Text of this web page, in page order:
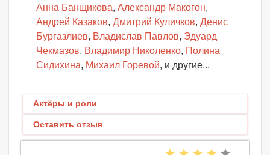
Анна Банщикова, Александр Макогон,
Андрей Казаков, Дмитрий Куличков, Денис
Бургазлиев, Владислав Павлов, Эдуард
Чекмазов, Владимир Николенко, Полина
Сидихина, Михаил Горевой, и другие...
Актёры и роли
Оставить отзыв